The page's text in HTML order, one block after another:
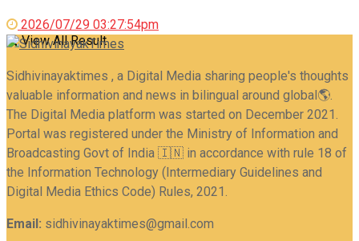
View All Result
2026/07/29 03:27:54pm
Sidhivinayaktimes , a Digital Media sharing people's thoughts
valuable information and news in bilingual around global🌎.
The Digital Media platform was started on December 2021.
Portal was registered under the Ministry of Information and
Broadcasting Govt of India 🇮🇳 in accordance with rule 18 of
the Information Technology (Intermediary Guidelines and
Digital Media Ethics Code) Rules, 2021.
Email: sidhivinayaktimes@gmail.com